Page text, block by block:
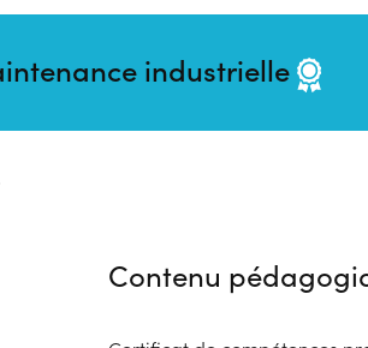
industrielle
Contenu